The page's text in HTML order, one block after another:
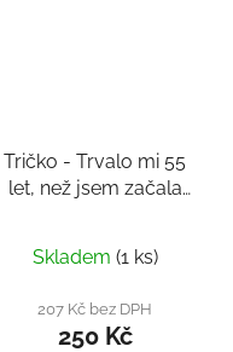
Tričko - Trvalo mi 55
let, než jsem začala
Skladem (1 ks)
207 Kč bez DPH
250 Kč